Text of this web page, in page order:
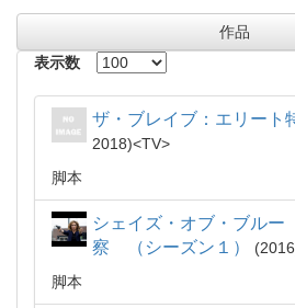
作品
表示数
ザ・ブレイブ：エリート
2018
TV
脚本
シェイズ・オブ・ブル
察 （シーズン１）
2016
脚本